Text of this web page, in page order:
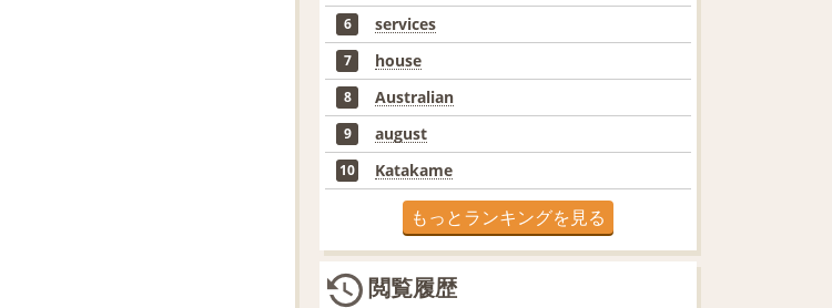
6 services
7 house
8 Australian
9 august
10 Katakame
もっとランキングを見る
閲覧履歴